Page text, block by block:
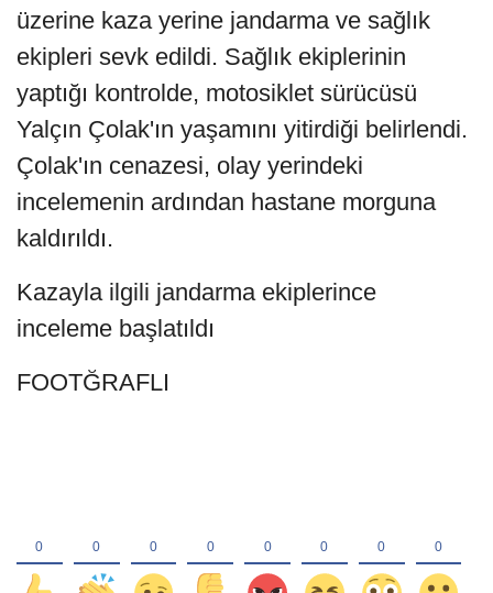
üzerine kaza yerine jandarma ve sağlık
ekipleri sevk edildi. Sağlık ekiplerinin
yaptığı kontrolde, motosiklet sürücüsü
Yalçın Çolak'ın yaşamını yitirdiği belirlendi.
Çolak'ın cenazesi, olay yerindeki
incelemenin ardından hastane morguna
kaldırıldı.
Kazayla ilgili jandarma ekiplerince
inceleme başlatıldı
FOOTĞRAFLI